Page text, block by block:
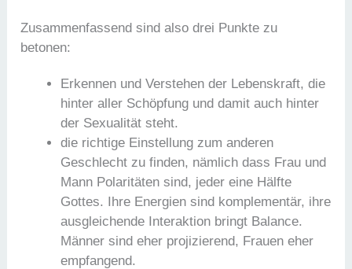
Zusammenfassend sind also drei Punkte zu
betonen:
Erkennen und Verstehen der Lebenskraft, die
hinter aller Schöpfung und damit auch hinter
der Sexualität steht.
die richtige Einstellung zum anderen
Geschlecht zu finden, nämlich dass Frau und
Mann Polaritäten sind, jeder eine Hälfte
Gottes. Ihre Energien sind komplementär, ihre
ausgleichende Interaktion bringt Balance.
Männer sind eher projizierend, Frauen eher
empfangend.